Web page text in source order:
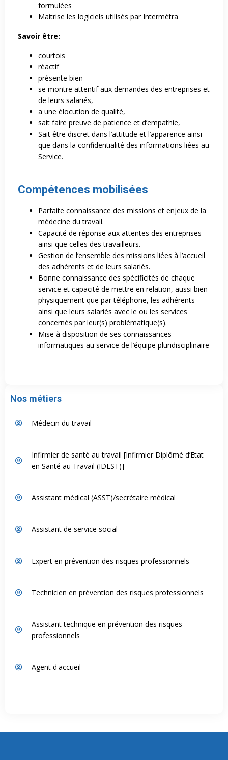
Nos métiers
Médecin du travail
Infirmier de santé au travail [Infirmier Diplômé d’Etat
en Santé au Travail (IDEST)]
Assistant médical (ASST)/secrétaire médical
Assistant de service social
Expert en prévention des risques professionnels
Technicien en prévention des risques professionnels
Assistant technique en prévention des risques
professionnels
Agent d'accueil
formulées
Maitrise les logiciels utilisés par Intermétra
Savoir être:
courtois
réactif
présente bien
se montre attentif aux demandes des entreprises et
de leurs salariés,
a une élocution de qualité,
sait faire preuve de patience et d’empathie,
Sait être discret dans l’attitude et l’apparence ainsi
que dans la confidentialité des informations liées au
Service.
Compétences mobilisées
Parfaite connaissance des missions et enjeux de la
médecine du travail.
Capacité de réponse aux attentes des entreprises
ainsi que celles des travailleurs.
Gestion de l’ensemble des missions liées à l’accueil
des adhérents et de leurs salariés.
Bonne connaissance des spécificités de chaque
service et capacité de mettre en relation, aussi bien
physiquement que par téléphone, les adhérents
ainsi que leurs salariés avec le ou les services
concernés par leur(s) problématique(s).
Mise à disposition de ses connaissances
informatiques au service de l’équipe pluridisciplinaire